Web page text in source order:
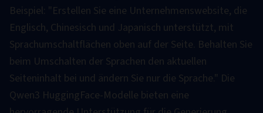
Beispiel: "Erstellen Sie eine Unternehmenswebsite, die
Englisch, Chinesisch und Japanisch unterstützt, mit
Sprachumschaltflächen oben auf der Seite. Behalten Sie
beim Umschalten der Sprachen den aktuellen
Seiteninhalt bei und ändern Sie nur die Sprache." Die
Qwen3 HuggingFace-Modelle bieten eine